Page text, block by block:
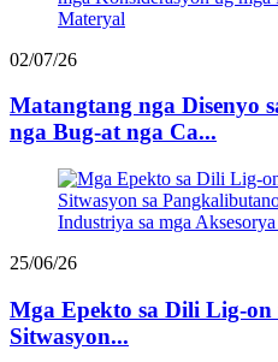
02/07/26
Matangtang nga Disenyo
nga Bug-at nga Ca...
25/06/26
Mga Epekto sa Dili Lig-
Sitwasyon...